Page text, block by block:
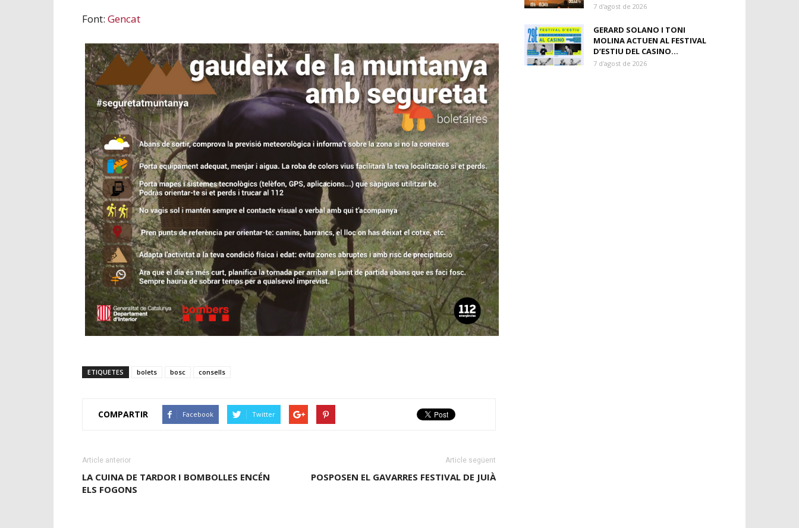
Font: Gencat
ETIQUETES bolets bosc consells
COMPARTIR Facebook Twitter
Article anterior
LA CUINA DE TARDOR I BOMBOLLES ENCÉN
ELS FOGONS
Article següent
POSPOSEN EL GAVARRES FESTIVAL DE JUIÀ
7 d'agost de 2026
GERARD SOLANO I TONI
MOLINA ACTUEN AL FESTIVAL
D’ESTIU DEL CASINO...
7 d'agost de 2026